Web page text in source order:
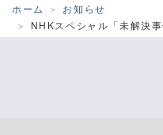
ホーム
お知らせ
NHKスペシャル「未解決